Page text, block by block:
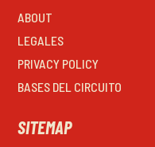
ABOUT
LEGALES
PRIVACY POLICY
BASES DEL CIRCUITO
SITEMAP